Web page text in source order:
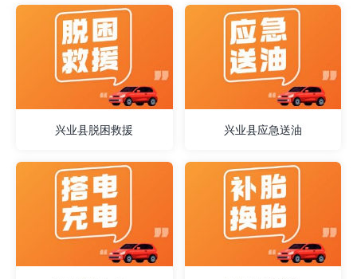
兴业县脱困救援 兴业县应急送油